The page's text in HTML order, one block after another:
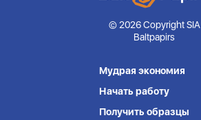
© 2026 Copyright SIA
Baltpapirs
Мудрая экономия
Начать работу
Получить образцы